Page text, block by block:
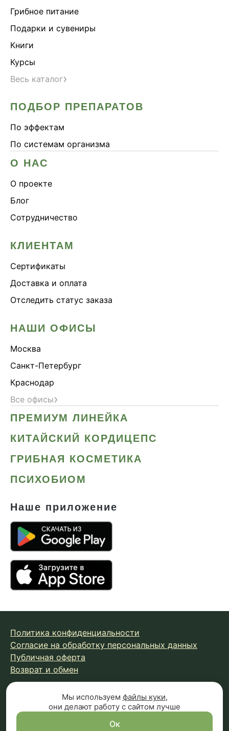
Грибное питание
Подарки и сувениры
Книги
Курсы
Весь каталог›
ПОДБОР ПРЕПАРАТОВ
По эффектам
По системам организма
О НАС
О проекте
Блог
Сотрудничество
КЛИЕНТАМ
Сертификаты
Доставка и оплата
Отследить статус заказа
НАШИ ОФИСЫ
Москва
Санкт-Петербург
Краснодар
Все офисы›
ПРЕМИУМ ЛИНЕЙКА
КИТАЙСКИЙ КОРДИЦЕПС
ГРИБНАЯ КОСМЕТИКА
ПСИХОБИОМ
Наше приложение
Политика конфиденциальности
Согласие на обработку персональных данных
Публичная оферта
Возврат и обмен
© 2026 Fungiline — зарегистрированная торговая марка.
Копирование материалов с сайта запрещено.
Вся информация на сайте носит справочный характер и
Мы используем файлы куки,
они делают работу с сайтом лучше
Ок